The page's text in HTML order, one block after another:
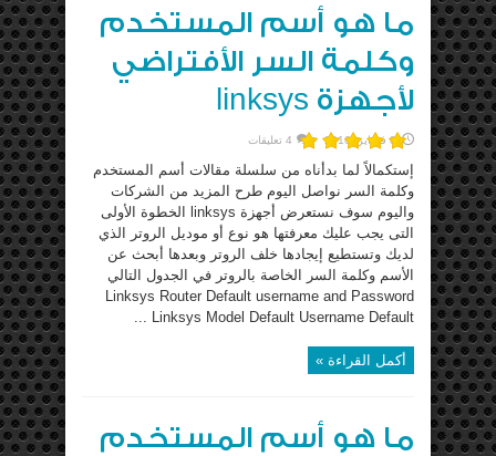
ما هو أسم المستخدم
وكلمة السر الأفتراضي
لأجهزة linksys
8 فبراير، 2016 4 تعليقات
إستكمالاً لما بدأناه من سلسلة مقالات أسم المستخدم
وكلمة السر نواصل اليوم طرح المزيد من الشركات
واليوم سوف نستعرض أجهزة linksys الخطوة الأولى
التى يجب عليك معرفتها هو نوع أو موديل الروتر الذي
لديك وتستطيع إيجادها خلف الروتر وبعدها أبحث عن
الأسم وكلمة السر الخاصة بالروتر في الجدول التالي
Linksys Router Default username and Password
Linksys Model Default Username Default ...
أكمل القراءة »
ما هو أسم المستخدم